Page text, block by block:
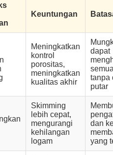
Keuntungan
Meningkatkan
kontrol
porositas,
meningkatkan
kualitas akhir
dapat
tanpa
putar
Skimming
lebih cepat,
mengurangi
kehilangan
logam
dan
yang